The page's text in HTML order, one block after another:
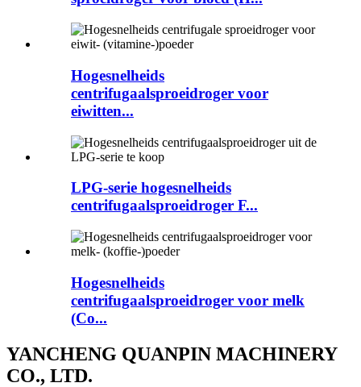
Hogesnelheids
centrifugaalsproeidroger voor
eiwitten...
LPG-serie hogesnelheids
centrifugaalsproeidroger F...
Hogesnelheids
centrifugaalsproeidroger voor melk
(Co...
YANCHENG QUANPIN MACHINERY
CO., LTD.